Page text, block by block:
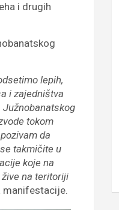
i drugih
lepih,
i zajedništva
tokom
da
takmičite u
koje na
na teritoriji
manifestacije.